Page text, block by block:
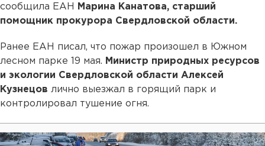
сообщила ЕАН
Марина Канатова, старший
помощник прокурора Свердловской области.
Ранее ЕАН писал, что пожар произошел в Южном
лесном парке 19 мая. Министр природных ресурсов
и экологии Свердловской области Алексей
Кузнецов лично выезжал в горящий парк и
контролировал тушение огня.